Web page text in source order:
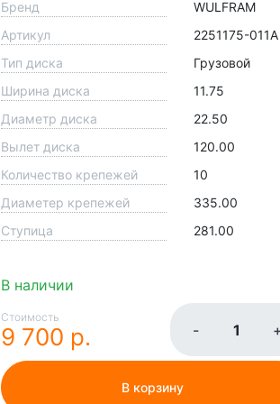
Бренд
WULFRAM
Артикул
2251175-011A
Тип диска
Грузовой
Ширина диска
11.75
Диаметр диска
22.50
Вылет диска
120.00
Количество крепежей
10
Диаметер крепежей
335.00
Ступица
281.00
В наличии
Стоимость
9 700 р. -
В корзину